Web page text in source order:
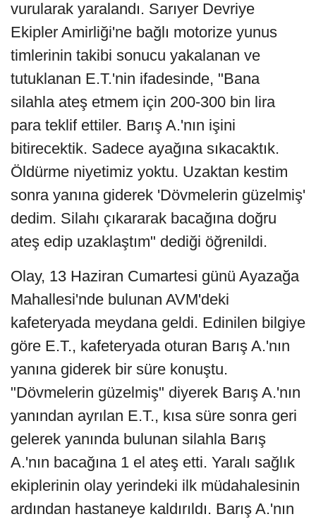
vurularak yaralandı. Sarıyer Devriye
Ekipler Amirliği'ne bağlı motorize yunus
timlerinin takibi sonucu yakalanan ve
tutuklanan E.T.'nin ifadesinde, "Bana
silahla ateş etmem için 200-300 bin lira
para teklif ettiler. Barış A.'nın işini
bitirecektik. Sadece ayağına sıkacaktık.
Öldürme niyetimiz yoktu. Uzaktan kestim
sonra yanına giderek 'Dövmelerin güzelmiş'
dedim. Silahı çıkararak bacağına doğru
ateş edip uzaklaştım" dediği öğrenildi.
Olay, 13 Haziran Cumartesi günü Ayazağa
Mahallesi'nde bulunan AVM'deki
kafeteryada meydana geldi. Edinilen bilgiye
göre E.T., kafeteryada oturan Barış A.'nın
yanına giderek bir süre konuştu.
"Dövmelerin güzelmiş" diyerek Barış A.'nın
yanından ayrılan E.T., kısa süre sonra geri
gelerek yanında bulunan silahla Barış
A.'nın bacağına 1 el ateş etti. Yaralı sağlık
ekiplerinin olay yerindeki ilk müdahalesinin
ardından hastaneye kaldırıldı. Barış A.'nın